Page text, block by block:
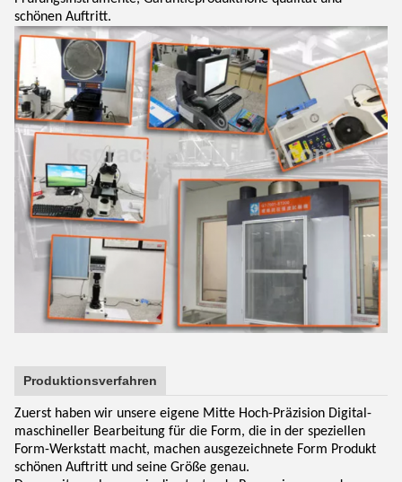
schönen Auftritt.
Produktionsverfahren
Zuerst haben wir unsere eigene Mitte Hoch-Präzision Digital-
maschineller Bearbeitung für die Form, die in der speziellen
Form-Werkstatt macht, machen ausgezeichnete Form Produkt
schönen Auftritt und seine Größe genau.